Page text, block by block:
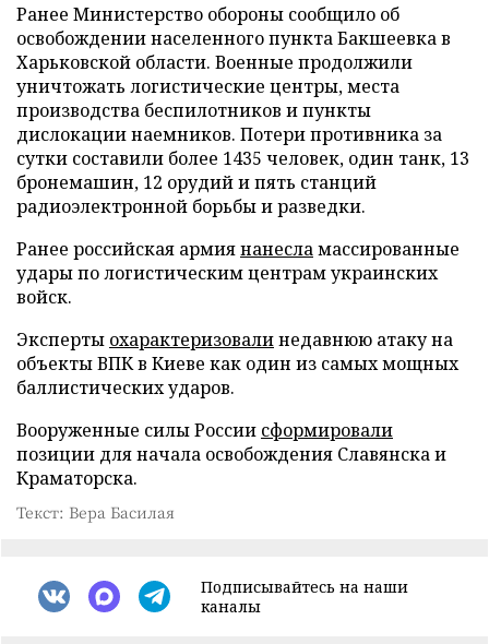
Ранее Министерство обороны сообщило об
освобождении населенного пункта Бакшеевка в
Харьковской области. Военные продолжили
уничтожать логистические центры, места
производства беспилотников и пункты
дислокации наемников. Потери противника за
сутки составили более 1435 человек, один танк, 13
бронемашин, 12 орудий и пять станций
радиоэлектронной борьбы и разведки.
Ранее российская армиянанесламассированные
удары по логистическим центрам украинских
войск.
Эксперты охарактеризовалинедавнюю атаку на
объекты ВПК в Киеве как один из самых мощных
баллистических ударов.
Вооруженные силы России сформировали
позиции для начала освобождения Славянска и
Краматорска.
Текст: Вера Басилая
Подписывайтесь на наши
каналы